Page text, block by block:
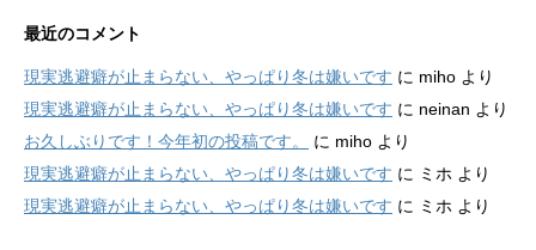
最近のコメント
現実逃避癖が止まらない、やっぱり冬は嫌いです に miho より
現実逃避癖が止まらない、やっぱり冬は嫌いです に neinan より
お久しぶりです！今年初の投稿です。
に miho より
現実逃避癖が止まらない、やっぱり冬は嫌いです に ミホ より
現実逃避癖が止まらない、やっぱり冬は嫌いです に ミホ より